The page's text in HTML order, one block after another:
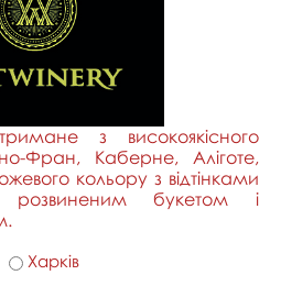
з високоякісного
Фран, Каберне, Аліготе,
кольору з відтінками
розвиненим букетом і
Харків